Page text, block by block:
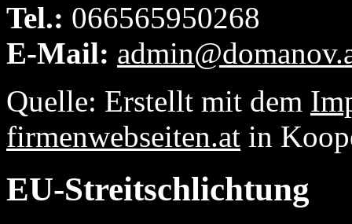
Tel.: 066565950268
E-Mail:
Quelle: Erstellt mit dem
firmenwebseiten.at in
EU-Streitschlichtung